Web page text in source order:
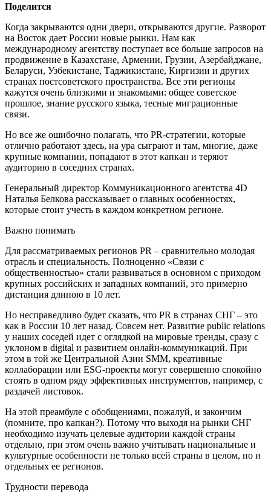
Поделится
Когда закрываются одни двери, открываются другие. Разворот
на Восток дает России новые рынки. Нам как
международному агентству поступает все больше запросов на
продвижение в Казахстане, Армении, Грузии, Азербайджане,
Беларуси, Узбекистане, Таджикистане, Киргизии и других
странах постсоветского пространства. Все эти регионы
кажутся очень близкими и знакомыми: общее советское
прошлое, знание русского языка, тесные миграционные
связи.
Но все же ошибочно полагать, что PR-стратегии, которые
отлично работают здесь, на ура сыграют и там, многие, даже
крупные компании, попадают в этот капкан и теряют
аудиторию в соседних странах.
Генеральный директор Коммуникационного агентства 4D
Наталья Белкова рассказывает о главных особенностях,
которые стоит учесть в каждом конкретном регионе.
Важно понимать
Для рассматриваемых регионов PR – сравнительно молодая
отрасль и специальность. Полноценно «Связи с
общественностью» стали развиваться в основном с приходом
крупных российских и западных компаний, это примерно
дистанция длиною в 10 лет.
Но несправедливо будет сказать, что PR в странах СНГ – это
как в России 10 лет назад. Совсем нет. Развитие public relations
у наших соседей идет с оглядкой на мировые тренды, сразу с
уклоном в digital и развитием онлайн-коммуникаций. При
этом в той же Центральной Азии SMM, креативные
коллаборации или ESG-проекты могут совершенно спокойно
стоять в одном ряду эффективных инструментов, например, с
раздачей листовок.
На этой преамбуле с обобщениями, пожалуй, и закончим
(помните, про капкан?). Потому что выходя на рынки СНГ
необходимо изучать целевые аудитории каждой страны
отдельно, при этом очень важно учитывать национальные и
культурные особенности не только всей страны в целом, но и
отдельных ее регионов.
Трудности перевода